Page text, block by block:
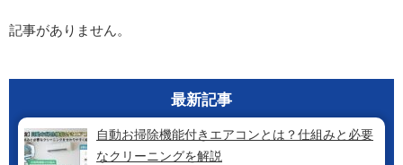
記事がありません。
最新記事
自動お掃除機能付きエアコンとは？仕組みと必要
なクリーニングを解説